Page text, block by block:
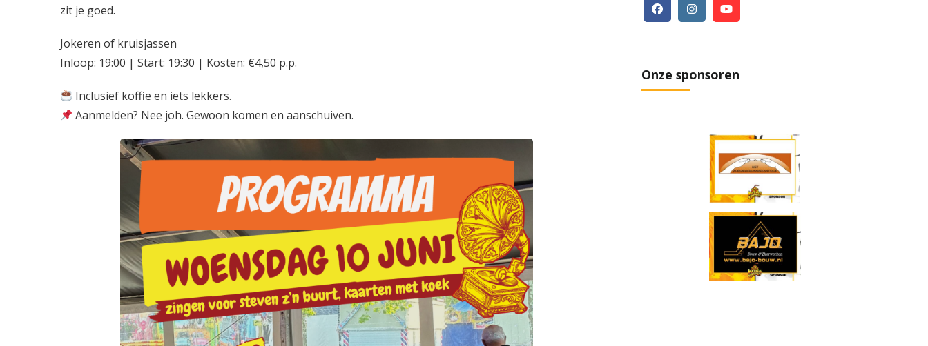
zit je goed.
Jokeren of kruisjassen
Inloop: 19:00 | Start: 19:30 | Kosten: €4,50 p.p.
Inclusief koffie en iets lekkers.
Aanmelden? Nee joh. Gewoon komen en aanschuiven.
Onze sponsoren